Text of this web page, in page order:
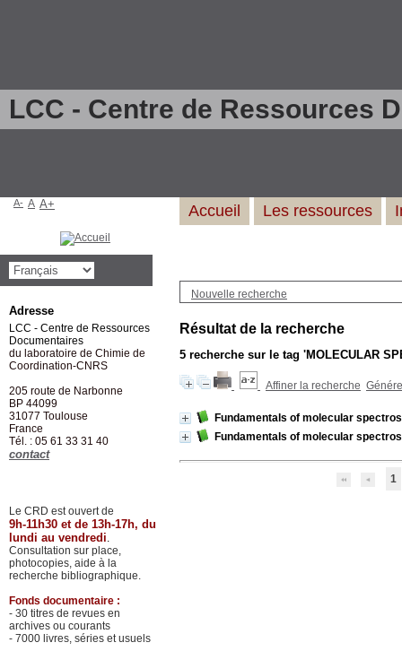
LCC - Centre de Ressources
Nouvelle recherche
Résultat de la recherche
5 recherche sur le tag 'MOLECULAR
Affiner la recherche
Fundamentals of molecular
Fundamentals of molecular
1
Accueil Les ressources
A- A A+
Adresse
LCC - Centre de Ressources
Documentaires
du laboratoire de Chimie de
Coordination-CNRS
205 route de Narbonne
BP 44099
31077 Toulouse
France
Tél. : 05 61 33 31 40
contact
Le CRD est ouvert de
9h-11h30 et de 13h-17h, du
lundi au vendredi.
Consultation sur place,
photocopies, aide à la
recherche bibliographique.
Fonds documentaire :
- 30 titres de revues en
archives ou courants
- 7000 livres, séries et usuels